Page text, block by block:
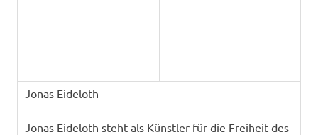
Jonas Eideloth
Jonas Eideloth steht als Künstler für die Freiheit des